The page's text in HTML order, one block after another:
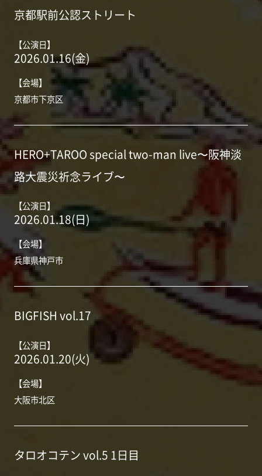
京都駅前公認ストリート
【公演日】
2026.01.16(金)
【会場】
京都市下京区
HERO+TAROO special two-man live〜阪神淡
路大震災祈念ライブ〜
【公演日】
2026.01.18(日)
【会場】
兵庫県神戸市
BIGFISH vol.17
【公演日】
2026.01.20(火)
【会場】
大阪市北区
タロオコテン vol.5 1日目